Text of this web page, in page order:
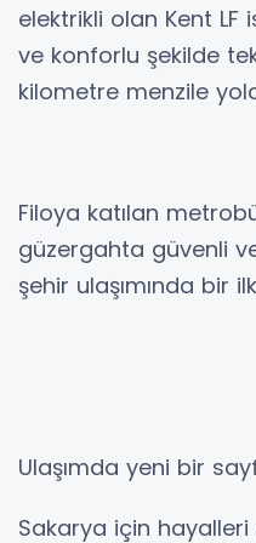
elektrikli olan Kent LF
ve konforlu şekilde
kilometre menzile
Filoya katılan
güzergahta güvenli
şehir ulaşımında bir
Ulaşımda yeni bir
Sakarya için